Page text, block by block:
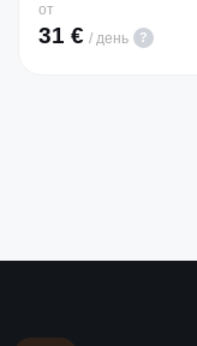
от
31 € / день ?